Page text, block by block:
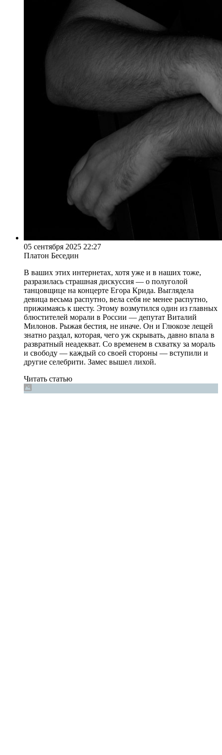
05 сентября 2025 22:27
Платон Беседин
В ваших этих интернетах, хотя уже и в наших тоже,
разразилась страшная дискуссия — о полуголой
танцовщице на концерте Егора Крида. Выглядела
девица весьма распутно, вела себя не менее распутно,
прижимаясь к шесту. Этому возмутился один из главных
блюстителей морали в России — депутат Виталий
Милонов. Рыжая бестия, не иначе. Он и Глюкозе лещей
знатно раздал, которая, чего уж скрывать, давно впала в
развратный неадекват. Со временем в схватку за мораль
и свободу — каждый со своей стороны — вступили и
другие селебрити. Замес вышел лихой.
Читать статью